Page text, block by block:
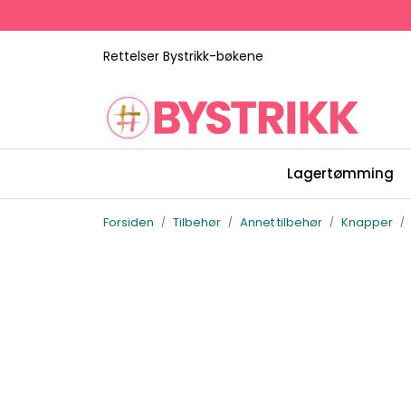
Rettelser Bystrikk-bøkene
Lagertømming
Forsiden Tilbehør Annet tilbehør Knapper